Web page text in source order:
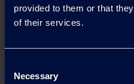
provided to them or that
of their services.
Selection
Necessary
You have